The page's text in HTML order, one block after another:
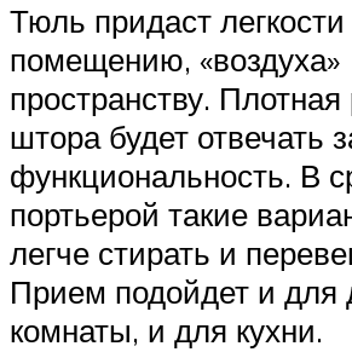
Тюль придаст легкости
помещению, «воздуха»
пространству.
штора будет отвечать
функциональность. В
портьерой такие
легче стирать и
Прием подойдет и для
комнаты, и для кухни.